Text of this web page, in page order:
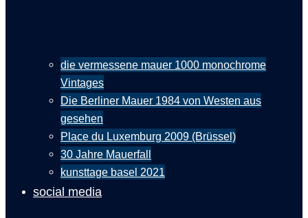
die vermessene mauer 1000 monochrome
Vintages
Die Berliner Mauer 1984 von Westen aus
gesehen
Place du Luxemburg 2009 (Brüssel)
30 Jahre Mauerfall
kunsttage basel 2021
social media